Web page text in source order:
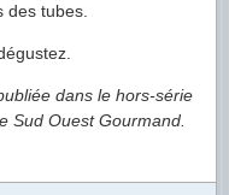
des tubes.
dans le hors-série
Sud Ouest Gourmand.